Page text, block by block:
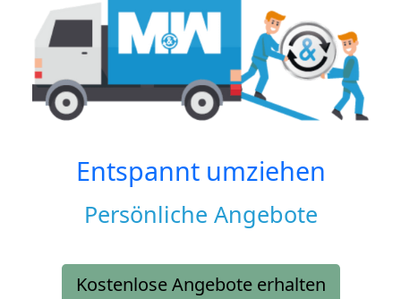
Entspannt umziehen
Persönliche Angebote
Kostenlose Angebote erhalten